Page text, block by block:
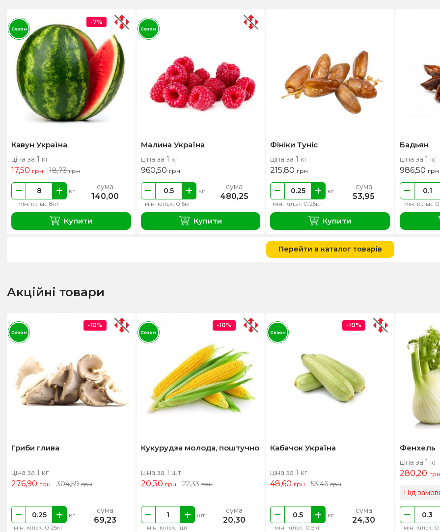
Кавун Україна
ціна за 1 кг
17,50 грн 18,73грн
мін. кільк. 8кг
кг сума
140,00
Купити
-7%
Сезон
Малина Україна
ціна за 1 кг
960,50 грн
мін. кільк. 0.5кг
кг сума
480,25
Купити
Сезон
Фініки Туніс
ціна за 1 кг
215,80 грн
мін. кільк. 0.25кг
кг сума
53,95
Купити
Бадьян
ціна за 1 кг
986,50 грн
мін. кільк.
Перейти в каталог товарів
Акційні товари
Гриби глива
ціна за 1 кг
276,90 грн 304,59грн
мін. кільк. 0.25кг
кг сума
69,23
-10%
Сезон
Кукурудза молода, поштучно
ціна за 1 шт
20,30 грн 22,33грн
мін. кільк. 1шт
шт сума
20,30
-10%
Сезон
Кабачок Україна
ціна за 1 кг
48,60 грн 53,46грн
мін. кільк. 0.5кг
кг сума
24,30
-10%
Сезон
Фенхель
ціна за 1 кг
280,20 грн
Під
мін. кільк.